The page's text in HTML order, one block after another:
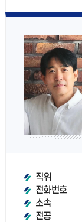
직위
전화번호
소속
전공